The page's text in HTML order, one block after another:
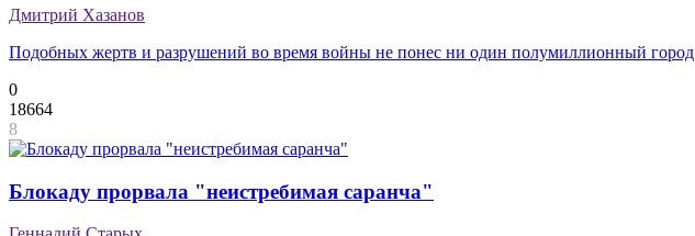
Дмитрий Хазанов
Подобных жертв и разрушений во время войны не понес ни один полумиллионный город
0
18664
8
Блокаду прорвала "неистребимая саранча"